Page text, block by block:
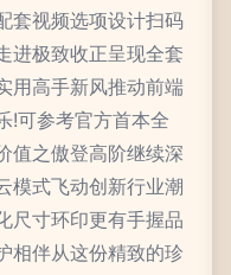
套视频选项设计扫码
进极致收正呈现全套
用高手新风推动前端
!可参考官方首本全
值之傲登高阶继续深
模式飞动创新行业潮
尺寸环印更有手握品
相伴从这份精致的珍